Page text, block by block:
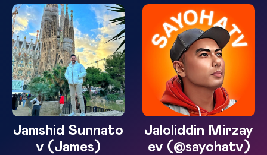
Jamshid Sunnato
v (James)
Jaloliddin Mirzay
ev (@sayohatv)